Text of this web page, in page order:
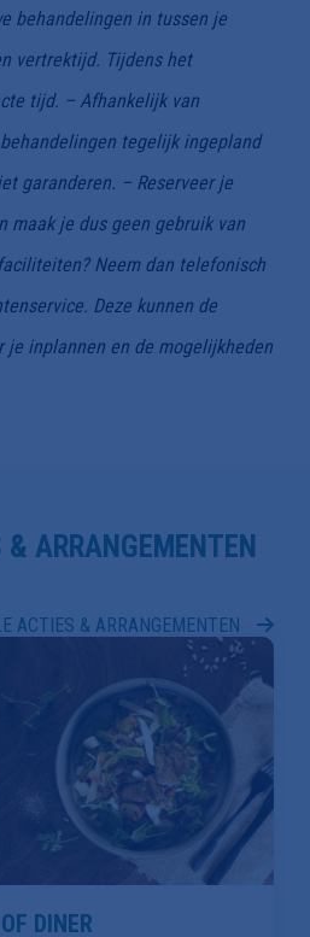
behandelingen in tussen je
vertrektijd. Tijdens het
tijd. – Afhankelijk van
tegelijk ingepland
garanderen. – Reserveer je
maak je dus geen gebruik van
Neem dan telefonisch
Deze kunnen de
je inplannen en de mogelijkheden
ARRANGEMENTEN
ACTIES & ARRANGEMENTEN
DINER